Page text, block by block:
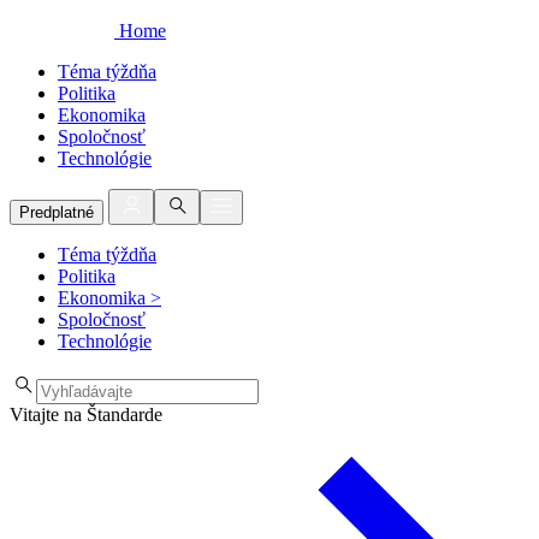
Home
Téma týždňa
Politika
Ekonomika
Spoločnosť
Technológie
Predplatné
Téma týždňa
Politika
Ekonomika >
Spoločnosť
Technológie
Vitajte na Štandarde